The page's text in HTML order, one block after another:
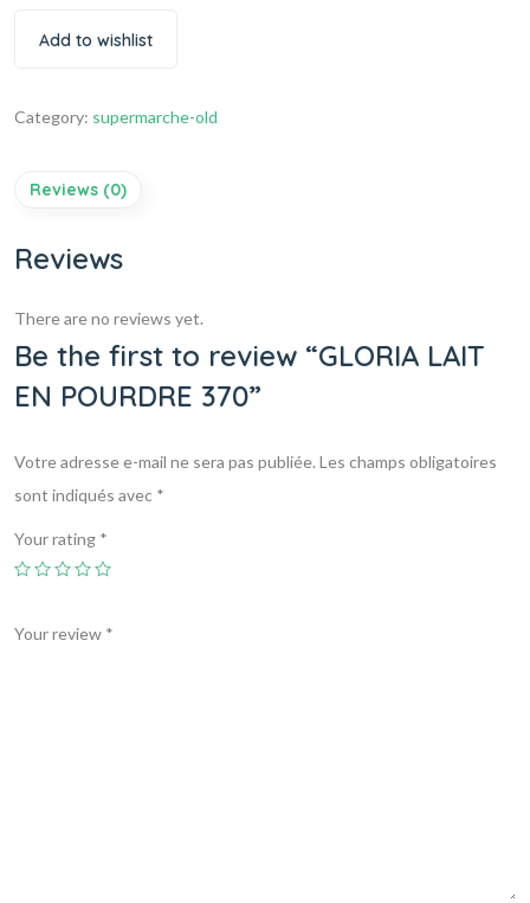
Add to wishlist
Category: supermarche-old
Reviews (0)
Reviews
There are no reviews yet.
Be the first to review “GLORIA LAIT
EN POURDRE 370”
Votre adresse e-mail ne sera pas publiée.Les champs obligatoires
sont indiqués avec *
Your rating *
Your review *